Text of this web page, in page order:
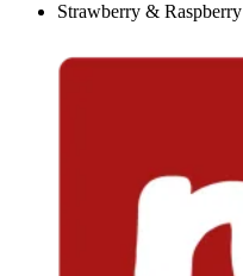
Strawberry & Raspberry